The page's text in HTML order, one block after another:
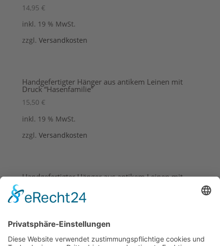
14,95 €
inkl. 19 % MwSt.
zzgl. Versandkosten
Handgefertigter Hänger aus antikem Leinen mit
Druck “Hasenfamilie”
15,50 €
inkl. 19 % MwSt.
zzgl. Versandkosten
Handgefertigter Hänger aus antikem Leinen mit
12,50€
zzgl.
Versandkosten